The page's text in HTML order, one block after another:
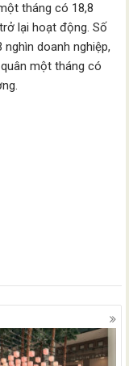
tháng có 18,8
lại hoạt động. Số
doanh nghiệp,
một tháng có